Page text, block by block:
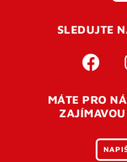
SLEDUJTE
MÁTE PRO